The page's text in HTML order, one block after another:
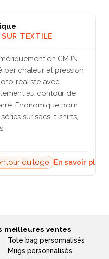
TEXTILE
en CMJN
par chaleur et pression
réaliste avec
au contour de
Économique pour
sur sacs, t-shirts,
du logo En savoir plus →
meilleures ventes
Tote bag personnalisés
Mugs personnalisés